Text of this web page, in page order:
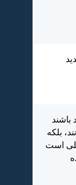
باشند
بلكه
گُلی است